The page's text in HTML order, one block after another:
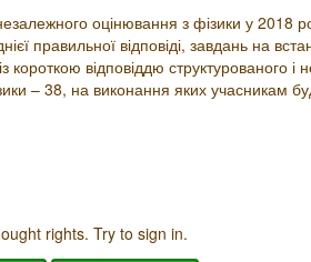
оцінювання з фізики у 2018
правильної відповіді, завдань на
короткою відповіддю структурованого і
– 38, на виконання яких учасникам
rights. Try to sign in.